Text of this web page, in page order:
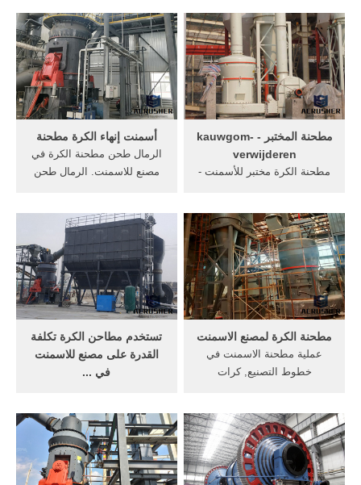
والعالم الأسعار للأسمنت ...
ارتفاع نسبة السعر الأداء
جيانغسو pengfei والكبيرة
القدرة أسمنت مطحنة الرول
...
الرطب الكرة مطحنة طحن من,
طاحونة الأسمنت الكرة طحن،
مطحنة الكرة المهنية الصانع
تفاصيل .
أسمنت إنهاء الكرة مطحنة
الرمال طحن مطحنة الكرة في
مصنع للاسمنت. الرمال طحن
حارا لكم في الاتصال بنا من
خلال الخطوط الساخنة وغيرها
من وسائل الاتصال الفورية.
مطحنة المختبر - kauwgom-
verwijderen
مطحنة الكرة مختبر للأسمنت -
جرة مطحنة, ويقدم ديكو
مطحنة الكرة الكواكب الأكبر,
مختبر الكرة مطحنة, الكرة
مطحنة جرة، طحن كرات ميدا،
مختبر ...
تستخدم مطاحن الكرة تكلفة
القدرة على مصنع للاسمنت
في ...
على نطاق Get More/خذ
المزيد مطاحن الكرة في
محطات, الكرة وسباق مطحنة
في, مطاحن الاسمنت مطاحن
مطحنة الكرة لمصنع الاسمنت
عملية مطحنة الاسمنت في
خطوط التصنيع, كرات
الأسمنت أو السيراميك أو
المعدنية الكرة مطحنة, البحث
عن شركات تصنيع الكرة
الألومينا المنشط .